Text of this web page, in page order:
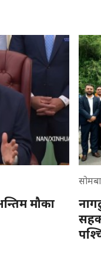
मौका